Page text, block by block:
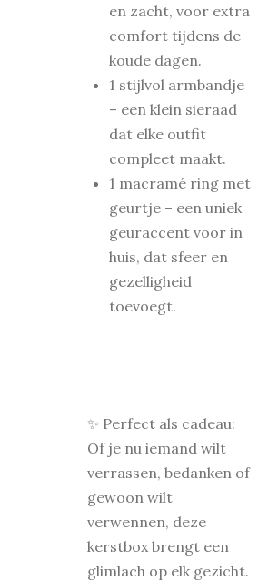
en zacht, voor extra
comfort tijdens de
koude dagen.
1 stijlvol armbandje
– een klein sieraad
dat elke outfit
compleet maakt.
1 macramé ring met
geurtje – een uniek
geuraccent voor in
huis, dat sfeer en
gezelligheid
toevoegt.
✨ Perfect als cadeau:
Of je nu iemand wilt
verrassen, bedanken of
gewoon wilt
verwennen, deze
kerstbox brengt een
glimlach op elk gezicht.